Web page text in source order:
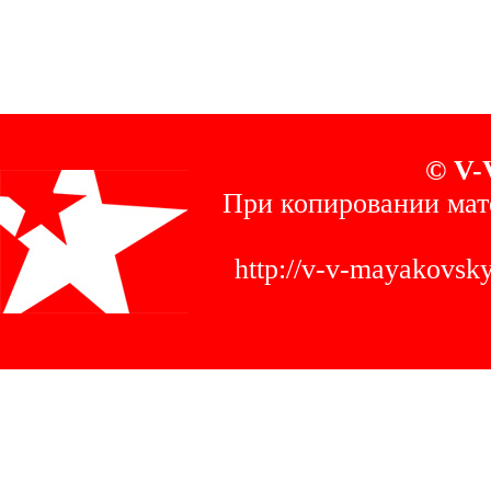
© V-
При копировании
http://v-v-